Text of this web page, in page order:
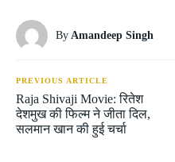
By Amandeep Singh
PREVIOUS ARTICLE
Raja Shivaji Movie: रितेश
देशमुख की फिल्म ने जीता दिल,
सलमान खान की हुई चर्चा